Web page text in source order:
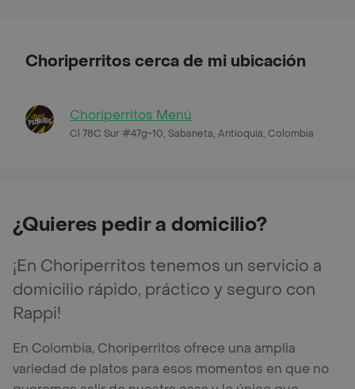
Choriperritos cerca de mi ubicación
Choriperritos Menú
Cl 78C Sur #47g-10, Sabaneta, Antioquia, Colombia
¿Quieres pedir a domicilio?
¡En Choriperritos tenemos un servicio a
domicilio rápido, práctico y seguro con
Rappi!
En Colombia, Choriperritos ofrece una amplia
variedad de platos para esos momentos en que no